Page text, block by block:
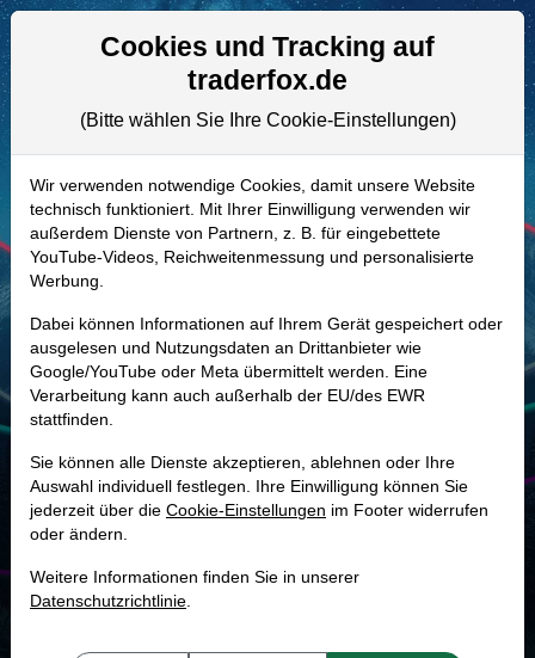
Aktien- und Artikelsuche
A2PFD8 | EFC–Ellington Financial
Aktie
Realtime-Aktienkurs:
- - -
-
Marktkapitalisierung 1,71 Mrd. USD
Unternehmenswert
Umsatz 306,51 Mio. USD
45.2 %
mit dieser Aktie erfolgreich sein.
Cookies und Tracking auf
traderfox.de
(Bitte wählen Sie Ihre Cookie-Einstellungen)
Wir verwenden notwendige Cookies, damit unsere Website
technisch funktioniert. Mit Ihrer Einwilligung verwenden wir
außerdem Dienste von Partnern, z. B. für eingebettete
YouTube-Videos, Reichweitenmessung und personalisierte
Werbung.
Dabei können Informationen auf Ihrem Gerät gespeichert oder
ausgelesen und Nutzungsdaten an Drittanbieter wie
Google/YouTube oder Meta übermittelt werden. Eine
Verarbeitung kann auch außerhalb der EU/des EWR
stattfinden.
Sie können alle Dienste akzeptieren, ablehnen oder Ihre
Auswahl individuell festlegen. Ihre Einwilligung können Sie
jederzeit über die Cookie-Einstellungen im Footer widerrufen
oder ändern.
Weitere Informationen finden Sie in unserer
Datenschutzrichtlinie.